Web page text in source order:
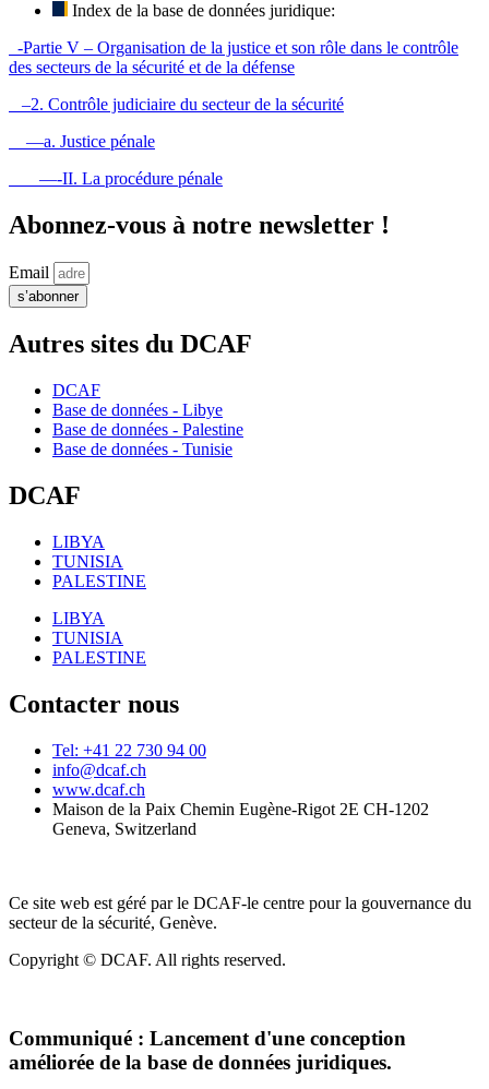
Index de la base de données juridique:
-Partie V – Organisation de la justice et son rôle dans le contrôle
des secteurs de la sécurité et de la défense
–2. Contrôle judiciaire du secteur de la sécurité
—a. Justice pénale
—-II. La procédure pénale
Abonnez-vous à notre newsletter !
Email
s’abonner
Autres sites du DCAF
DCAF
Base de données - Libye
Base de données - Palestine
Base de données - Tunisie
DCAF
LIBYA
TUNISIA
PALESTINE
LIBYA
TUNISIA
PALESTINE
Contacter nous
Tel: +41 22 730 94 00
info@dcaf.ch
www.dcaf.ch
Maison de la Paix Chemin Eugène-Rigot 2E CH-1202
Geneva, Switzerland
Ce site web est géré par le DCAF-le centre pour la gouvernance du
secteur de la sécurité, Genève.
Copyright © DCAF. All rights reserved.
Communiqué : Lancement d'une conception
améliorée de la base de données juridiques.